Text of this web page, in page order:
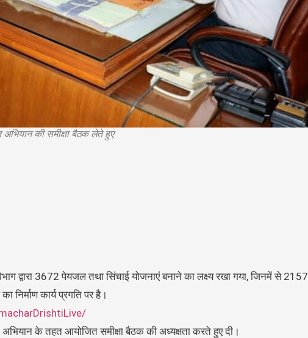
की समीक्षा बैठक लेते हुए
द्वारा 3672 पेयजल तथा सिंचाई योजनाएं बनाने का लक्ष्य रखा गया, जिनमें से 2157
कार्य प्रगति पर है।
के तहत आयोजित समीक्षा बैठक की अध्यक्षता करते हुए दी।